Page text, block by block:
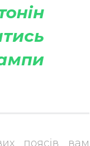
поясів вам